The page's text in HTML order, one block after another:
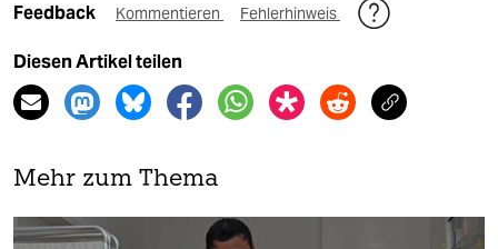
Feedback Kommentieren Fehlerhinweis
Diesen Artikel teilen
Mehr zum Thema